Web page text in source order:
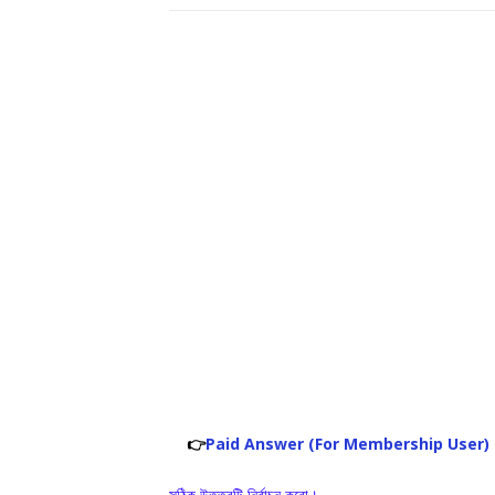
👉Paid Answer (For Membership User)